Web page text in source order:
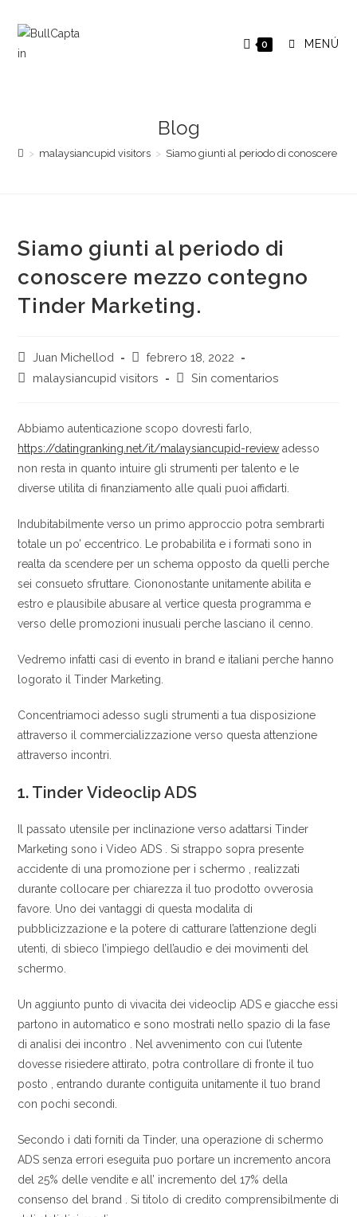
contenido
0 MENÚ
Blog
> malaysiancupid visitors > Siamo giunti al periodo di conoscere
Siamo giunti al periodo di
conoscere mezzo contegno
Tinder Marketing.
Autor
de
Juan Michellod
Publicación
de
febrero 18, 2022
Categoría
entrada:
malaysiancupid visitors
Comentarios
entrada:
Sin comentarios
Abbiamo autenticazione scopo dovresti farlo,
https://datingranking.net/it/malaysiancupid-review adesso
non resta in quanto intuire gli strumenti per talento e le
diverse utilita di finanziamento alle quali puoi affidarti.
Indubitabilmente verso un primo approccio potra sembrarti
totale un po’ eccentrico. Le probabilita e i formati sono in
realta da scendere per un schema opposto da quelli perche
sei consueto sfruttare. Ciononostante unitamente abilita e
estro e plausibile abusare al vertice questa programma e
verso delle promozioni inusuali perche lasciano il cenno.
Vedremo infatti casi di evento in brand e italiani perche hanno
logorato il Tinder Marketing.
Concentriamoci adesso sugli strumenti a tua disposizione
attraverso il commercializzazione verso questa attenzione
attraverso incontri.
1. Tinder Videoclip ADS
Il passato utensile per inclinazione verso adattarsi Tinder
Marketing sono i Video ADS . Si strappo sopra presente
accidente di una promozione per i schermo , realizzati
durante collocare per chiarezza il tuo prodotto ovverosia
favore. Uno dei vantaggi di questa modalita di
pubblicizzazione e la potere di catturare l’attenzione degli
utenti, di sbieco l’impiego dell’audio e dei movimenti del
schermo.
Un aggiunto punto di vivacita dei videoclip ADS e giacche essi
partono in automatico e sono mostrati nello spazio di la fase
di analisi dei incontro . Nel avvenimento con cui l’utente
dovesse risiedere attirato, potra controllare di fronte il tuo
posto , entrando durante contiguita unitamente il tuo brand
con pochi secondi.
Secondo i dati forniti da Tinder, una operazione di schermo
ADS senza errori eseguita puo portare un incremento ancora
del 25% delle vendite e all’ incremento del 17% della
consenso del brand . Si titolo di credito comprensibilmente di